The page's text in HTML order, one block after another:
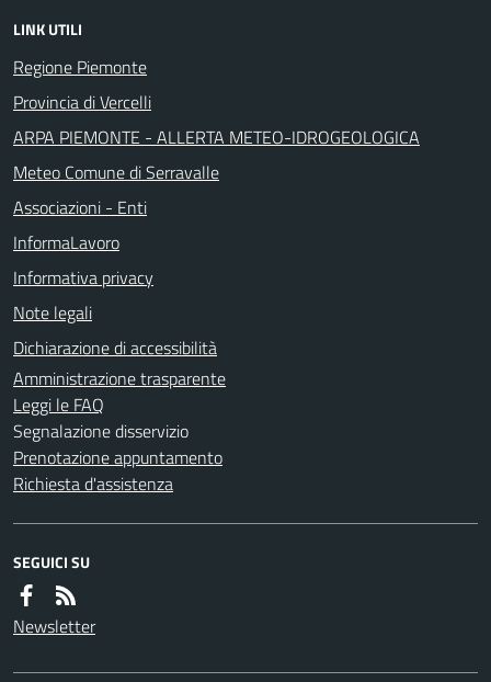
LINK UTILI
Regione Piemonte
Provincia di Vercelli
ARPA PIEMONTE - ALLERTA METEO-IDROGEOLOGICA
Meteo Comune di Serravalle
Associazioni - Enti
InformaLavoro
Informativa privacy
Note legali
Dichiarazione di accessibilità
Amministrazione trasparente
Leggi le FAQ
Segnalazione disservizio
Prenotazione appuntamento
Richiesta d'assistenza
SEGUICI SU
Newsletter